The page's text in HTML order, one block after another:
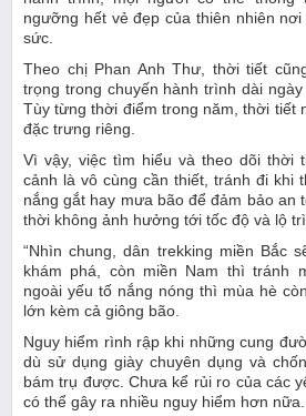
ngưỡng hết vẻ đẹp của thiên nhiên
sức.
Theo chị Phan Anh Thư, thời tiết
trọng trong chuyến hành trình dài ngày
Tùy từng thời điểm trong năm, thời tiết
đặc trưng riêng.
Vì vậy, việc tìm hiểu và theo dõi thời
cảnh là vô cùng cần thiết, tránh đi khi
nắng gắt hay mưa bão để đảm bảo an
thời không ảnh hưởng tới tốc độ và lộ
“Nhìn chung, dân trekking miền Bắc
khám phá, còn miền Nam thì tránh
ngoài yếu tố nắng nóng thì mùa hè
lớn kèm cả giông bão.
Nguy hiểm rình rập khi những cung
dù sử dụng giày chuyên dụng và
bám trụ được. Chưa kể rủi ro của các
có thể gây ra nhiều nguy hiểm hơn nữa.